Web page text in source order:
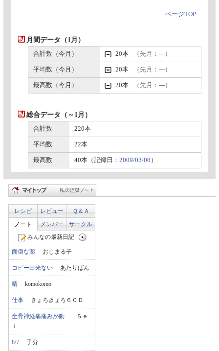
ページTOP
月間データ（1月）
合計数（今月） 20本 （先月：---）
平均数（今月） 20本 （先月：---）
最高数（今月） 20本 （先月：---）
総合データ（～1月）
合計数 220本
平均数 22本
最高数 40本（記録日： 2009/03/08 ）
レシピ レビュー
Ｑ＆Ａ
ノート
メンバー
サークル
みんなの最新日記
面倒な薬 おじまる子
コピー出来ない あたりばん
晴 komokomo
仕事 きょろきょろ６０Ｄ
坐骨神経痛痛みが動... Ｓｅ
ｉ
8/7 子分